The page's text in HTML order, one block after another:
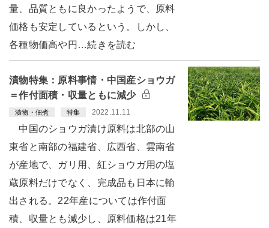
量、品質ともに良かったようで、原料
価格も安定しているという。しかし、
各種物価高や円…続きを読む
漬物特集：原料事情・中国産ショウガ
＝作付面積・収量ともに減少
漬物・佃煮 特集 2022.11.11
中国のショウガ漬け原料は北部の山
東省と南部の福建省、広西省、雲南省
が産地で、ガリ用、紅ショウガ用の塩
蔵原料だけでなく、完成品も日本に輸
出される。22年産については作付面
積、収量とも減少し、原料価格は21年